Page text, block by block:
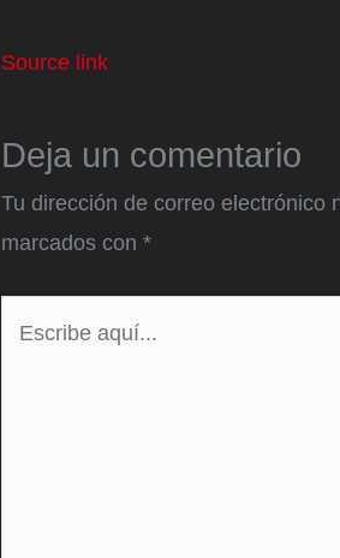
Source link
Deja un comentario
Tu dirección de correo electrónico
marcados con *